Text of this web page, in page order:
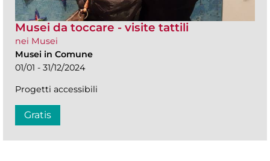
Musei da toccare - visite tattili
nei Musei
Musei in Comune
01/01 - 31/12/2024
Progetti accessibili
Gratis